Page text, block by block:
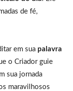
de fé,
em sua palavra
o Criador guie
sua jornada
maravilhosos